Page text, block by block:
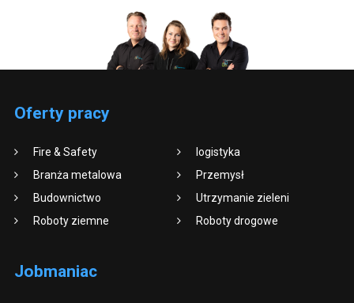
Oferty pracy
Fire & Safety
logistyka
Branża metalowa
Przemysł
Budownictwo
Utrzymanie zieleni
Roboty ziemne
Roboty drogowe
Jobmaniac